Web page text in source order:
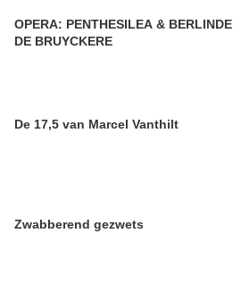
OPERA: PENTHESILEA & BERLINDE
DE BRUYCKERE
De 17,5 van Marcel Vanthilt
Zwabberend gezwets